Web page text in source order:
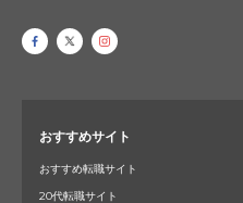
おすすめサイト
おすすめ転職サイト
20代転職サイト